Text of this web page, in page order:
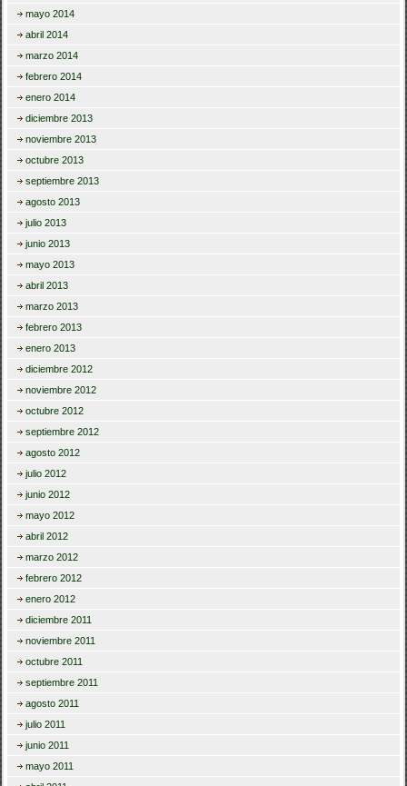
mayo 2014
abril 2014
marzo 2014
febrero 2014
enero 2014
diciembre 2013
noviembre 2013
octubre 2013
septiembre 2013
agosto 2013
julio 2013
junio 2013
mayo 2013
abril 2013
marzo 2013
febrero 2013
enero 2013
diciembre 2012
noviembre 2012
octubre 2012
septiembre 2012
agosto 2012
julio 2012
junio 2012
mayo 2012
abril 2012
marzo 2012
febrero 2012
enero 2012
diciembre 2011
noviembre 2011
octubre 2011
septiembre 2011
agosto 2011
julio 2011
junio 2011
mayo 2011